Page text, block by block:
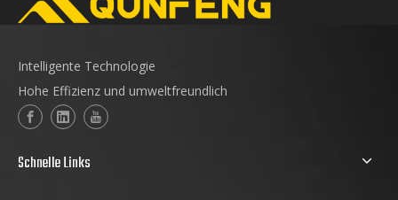
Intelligente Technologie
Hohe Effizienz und umweltfreundlich
Schnelle Links